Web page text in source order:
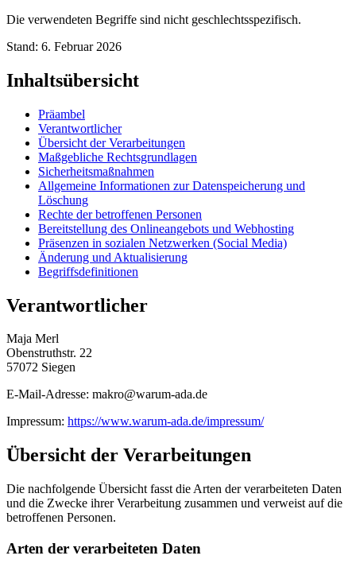
Die verwendeten Begriffe sind nicht geschlechtsspezifisch.
Stand: 6. Februar 2026
Inhaltsübersicht
Präambel
Verantwortlicher
Übersicht der Verarbeitungen
Maßgebliche Rechtsgrundlagen
Sicherheitsmaßnahmen
Allgemeine Informationen zur Datenspeicherung und
Löschung
Rechte der betroffenen Personen
Bereitstellung des Onlineangebots und Webhosting
Präsenzen in sozialen Netzwerken (Social Media)
Änderung und Aktualisierung
Begriffsdefinitionen
Verantwortlicher
Maja Merl
Obenstruthstr. 22
57072 Siegen
E-Mail-Adresse: makro@warum-ada.de
Impressum: https://www.warum-ada.de/impressum/
Übersicht der Verarbeitungen
Die nachfolgende Übersicht fasst die Arten der verarbeiteten Daten
und die Zwecke ihrer Verarbeitung zusammen und verweist auf die
betroffenen Personen.
Arten der verarbeiteten Daten